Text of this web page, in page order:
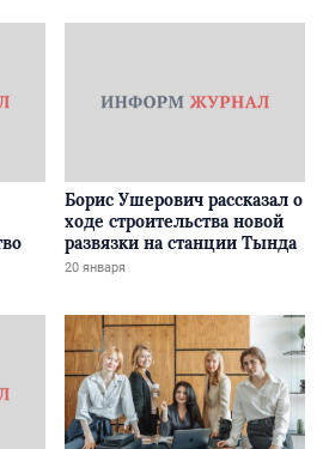
Борис Ушерович рассказал о
ходе строительства новой
развязки на станции Тында
20 января